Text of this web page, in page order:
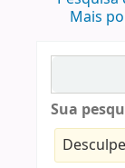
Mais
Sua